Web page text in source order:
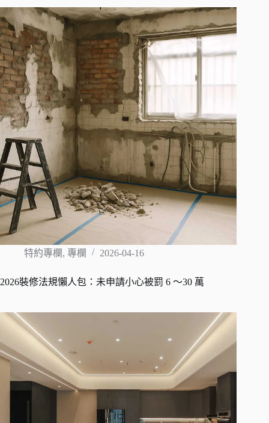
特約專欄, 專欄 2026-04-16
2026裝修法規懶人包：未申請小心被罰 6 ～30 萬